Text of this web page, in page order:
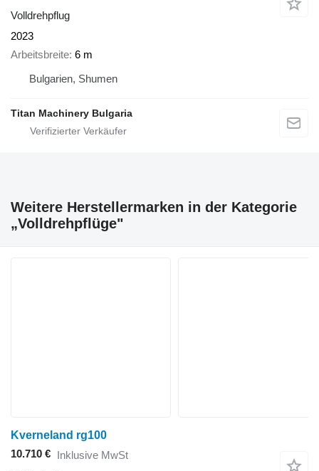
Volldrehpflug
2023
Arbeitsbreite 6 m
Bulgarien, Shumen
Titan Machinery Bulgaria
Weitere Herstellermarken in der Kategorie
„Volldrehpflüge"
Kverneland rg100
10.710 € Inklusive MwSt